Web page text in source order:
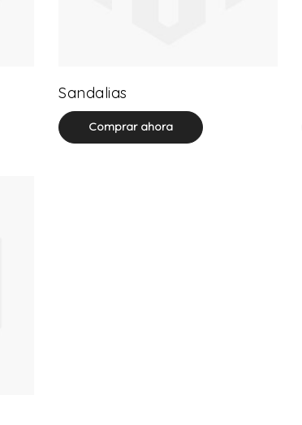
Sandalias
Comprar ahora